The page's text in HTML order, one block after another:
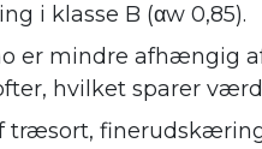
i klasse B (αw 0,85).
er mindre afhængig
hvilket sparer